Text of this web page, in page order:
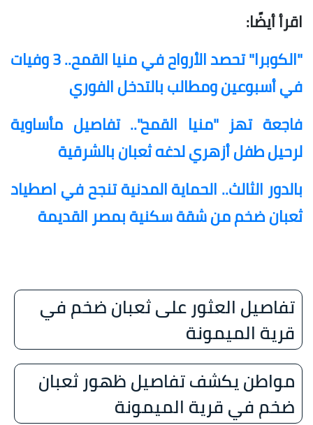
اقرأ أيضًا:
"الكوبرا" تحصد الأرواح في منيا القمح.. 3 وفيات
في أسبوعين ومطالب بالتدخل الفوري
فاجعة تهز "منيا القمح".. تفاصيل مأساوية
لرحيل طفل أزهري لدغه ثعبان بالشرقية
بالدور الثالث.. الحماية المدنية تنجح في اصطياد
ثعبان ضخم من شقة سكنية بمصر القديمة
تفاصيل العثور على ثعبان ضخم في
قرية الميمونة
مواطن يكشف تفاصيل ظهور ثعبان
ضخم في قرية الميمونة